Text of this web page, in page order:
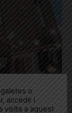
o
accedir i
visita a aquest